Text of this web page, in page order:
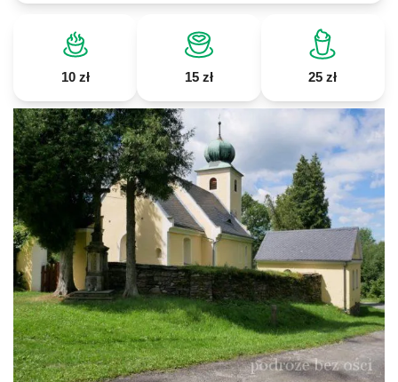
10 zł 15 zł 25 zł